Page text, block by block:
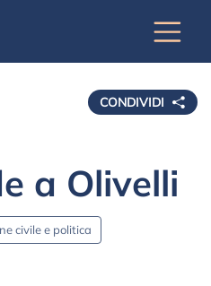
CONDIVIDI
a Olivelli
civile e politica